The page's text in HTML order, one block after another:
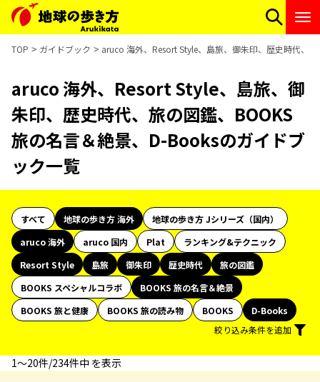
TOP ガイドブック aruco 海外、Resort Style、島旅、御朱印、歴史時代、
aruco 海外、Resort Style、島旅、御
朱印、歴史時代、旅の図鑑、BOOKS
旅の名言＆絶景、D-Booksのガイドブ
ック一覧
すべて 地球の歩き方 海外
地球の歩き方 Jシリーズ（国内）
aruco 海外
aruco 国内 Plat
ランキング&テクニック
Resort Style
島旅 御朱印 歴史時代
旅の図鑑
BOOKS スペシャルコラボ
BOOKS 旅の名言＆絶景
BOOKS 旅と健康
BOOKS 旅の読み物 BOOKS
D-Books
絞り込み条件を追加
1〜20件/234件中 を表示